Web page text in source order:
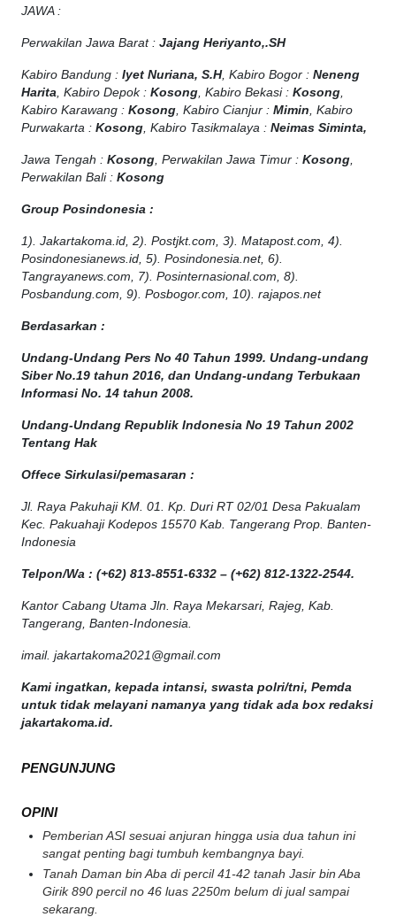
JAWA :
Perwakilan Jawa Barat : Jajang Heriyanto,.SH
Kabiro Bandung : Iyet Nuriana, S.H, Kabiro Bogor : Neneng
Harita , Kabiro Depok : Kosong , Kabiro Bekasi : Kosong
Kabiro Karawang : Kosong , Kabiro Cianjur : Mimin , Kabiro
Purwakarta : Kosong , Kabiro Tasikmalaya : Neimas Siminta,
Jawa Tengah : Kosong , Perwakilan Jawa Timur : Kosong
Perwakilan Bali : Kosong
Group Posindonesia :
1). Jakartakoma.id, 2). Postjkt.com, 3). Matapost.com, 4).
Posindonesianews.id, 5). Posindonesia.net, 6).
Tangrayanews.com, 7). Posinternasional.com, 8).
Posbandung.com, 9). Posbogor.com, 10). rajapos.net
Berdasarkan :
Undang-Undang Pers No 40 Tahun 1999. Undang-undang
Siber No.19 tahun 2016, dan Undang-undang Terbukaan
Informasi No. 14 tahun 2008.
Undang-Undang Republik Indonesia No 19 Tahun 2002
Tentang Hak
Offece Sirkulasi/pemasaran :
Jl. Raya Pakuhaji KM. 01. Kp. Duri RT 02/01 Desa Pakualam
Kec. Pakuahaji Kodepos 15570 Kab. Tangerang Prop. Banten-
Indonesia
Telpon/Wa : (+62) 813-8551-6332 – (+62) 812-1322-2544.
Kantor Cabang Utama Jln. Raya Mekarsari, Rajeg, Kab.
Tangerang, Banten-Indonesia.
imail. jakartakoma2021@gmail.com
Kami ingatkan, kepada intansi, swasta polri/tni, Pemda
untuk tidak melayani namanya yang tidak ada box redaksi
jakartakoma.id.
PENGUNJUNG
OPINI
Pemberian ASI sesuai anjuran hingga usia dua tahun ini
sangat penting bagi tumbuh kembangnya bayi.
Tanah Daman bin Aba di percil 41-42 tanah Jasir bin Aba
Girik 890 percil no 46 luas 2250m belum di jual sampai
sekarang.